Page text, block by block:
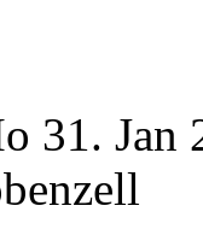
31. Jan